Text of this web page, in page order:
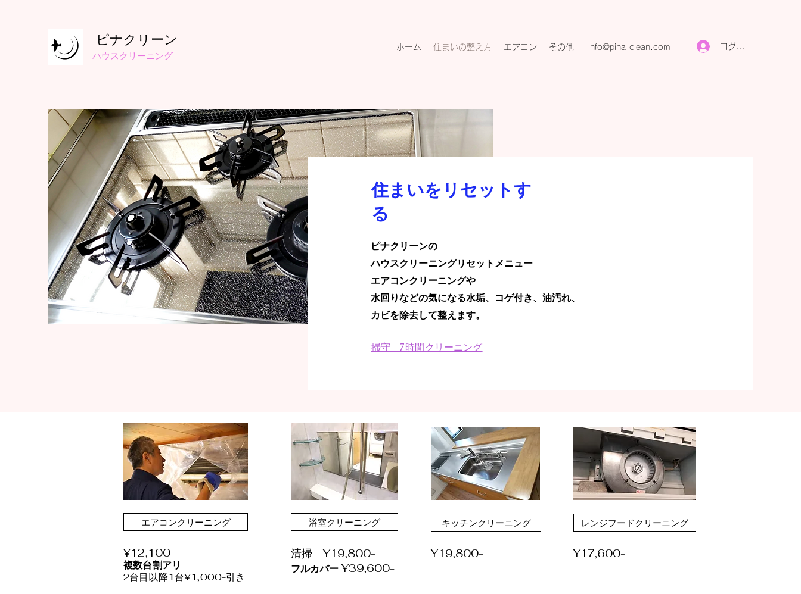
ピナクリーン
​ハウスクリーニング
ホーム 住まいの整え方 エアコン その他 info@pina-clean.com ログイン
住まいをリセットす
る
ピナクリーンの
ハウスクリーニングリセットメニュー
エアコンクリーニングや
水回りなどの気になる水垢、コゲ付き、油汚れ、
カビを除去して整えます。
掃守 7時間クリーニング​
エアコンクリーニング
​¥12,100-​
複数台割アリ
2台目以降1台¥1,000-引 ​き
浴室クリーニング
​清掃 ¥19,800-
フルカバー¥39,600-
キッチンクリーニング
​​¥19,800-
レンジフードクリーニング
​​¥17,600-